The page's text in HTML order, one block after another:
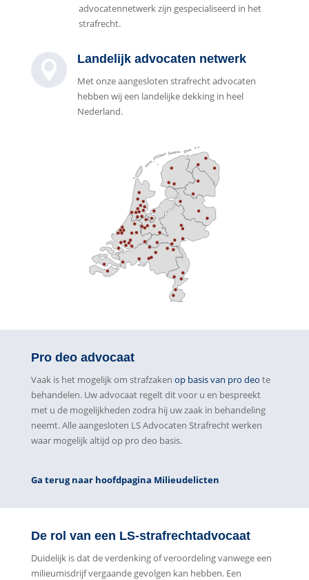
advocatennetwerk zijn gespecialiseerd in het
strafrecht.
 Landelijk advocaten netwerk
Met onze aangesloten strafrecht advocaten
hebben wij een landelijke dekking in heel
Nederland.
Pro deo advocaat
Vaak is het mogelijk om strafzaken op basis van pro deo te
behandelen. Uw advocaat regelt dit voor u en bespreekt
met u de mogelijkheden zodra hij uw zaak in behandeling
neemt. Alle aangesloten LS Advocaten Strafrecht werken
waar mogelijk altijd op pro deo basis.
Ga terug naar hoofdpagina Milieudelicten
De rol van een LS-strafrechtadvocaat
Duidelijk is dat de verdenking of veroordeling vanwege een
milieumisdrijf vergaande gevolgen kan hebben. Een